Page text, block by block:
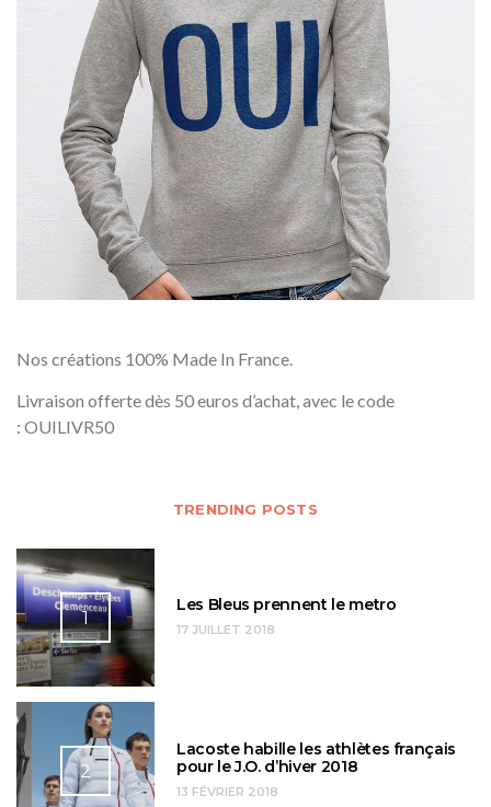
Nos créations 100% Made In France.
Livraison offerte dès 50 euros d’achat, avec le code
: OUILIVR50
TRENDING POSTS
1
Les Bleus prennent le metro
17 JUILLET 2018
2
Lacoste habille les athlètes français
pour le J.O. d’hiver 2018
13 FÉVRIER 2018